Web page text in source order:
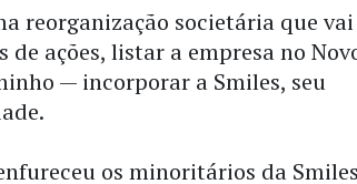
reorganização societária que vai
de ações, listar a empresa no
— incorporar a Smiles, seu
os minoritários da